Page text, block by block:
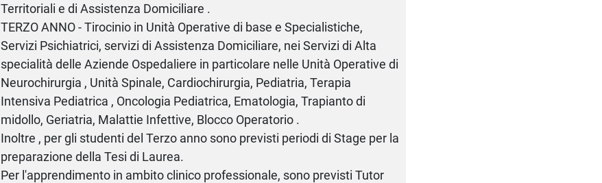
Territoriali e di Assistenza Domiciliare .
TERZO ANNO - Tirocinio in Unità Operative di base e Specialistiche,
Servizi Psichiatrici, servizi di Assistenza Domiciliare, nei Servizi di Alta
specialità delle Aziende Ospedaliere in particolare nelle Unità Operative di
Neurochirurgia , Unità Spinale, Cardiochirurgia, Pediatria, Terapia
Intensiva Pediatrica , Oncologia Pediatrica, Ematologia, Trapianto di
midollo, Geriatria, Malattie Infettive, Blocco Operatorio .
Inoltre , per gli studenti del Terzo anno sono previsti periodi di Stage per la
preparazione della Tesi di Laurea.
Per l'apprendimento in ambito clinico professionale, sono previsti Tutor